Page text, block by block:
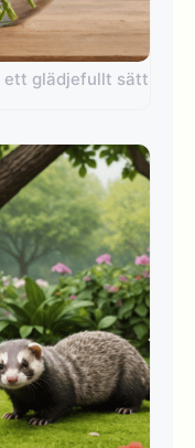
ett glädjefullt sätt